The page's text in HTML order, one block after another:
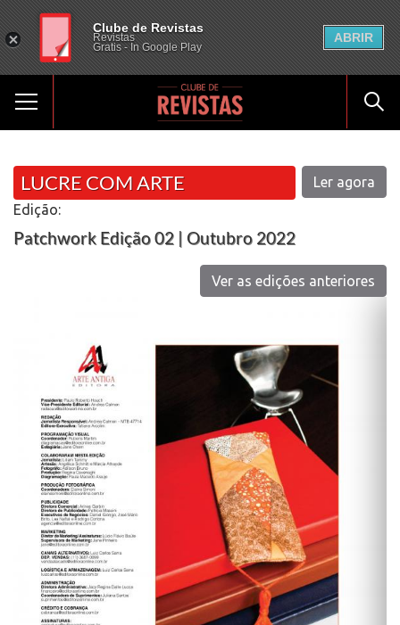
LUCRE COM ARTE
Edição:
Patchwork Edição 02 | Outubro 2022
Ler agora
Ver as edições anteriores
Clube de Revistas
Revistas
Gratis - In Google Play
ABRIR